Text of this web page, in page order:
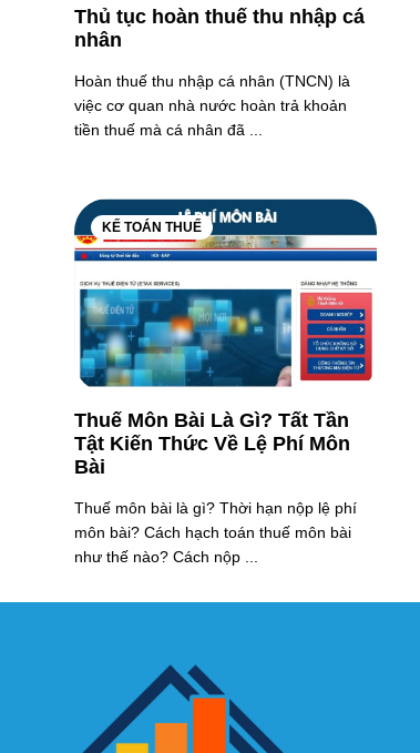
Thủ tục hoàn thuế thu nhập cá
nhân
Hoàn thuế thu nhập cá nhân (TNCN) là
việc cơ quan nhà nước hoàn trả khoản
tiền thuế mà cá nhân đã ...
KẾ TOÁN THUẾ
Thuế Môn Bài Là Gì? Tất Tần
Tật Kiến Thức Về Lệ Phí Môn
Bài
Thuế môn bài là gì? Thời hạn nộp lệ phí
môn bài? Cách hạch toán thuế môn bài
như thế nào? Cách nộp ...